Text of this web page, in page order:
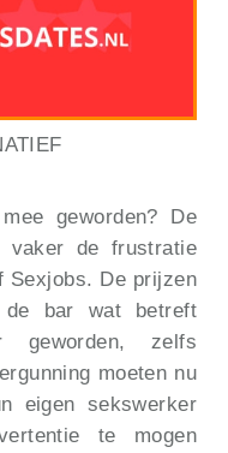
geworden? De
de frustratie
Sexjobs. De prijzen
de bar wat betreft
geworden, zelfs
moeten nu
eigen sekswerker
te mogen